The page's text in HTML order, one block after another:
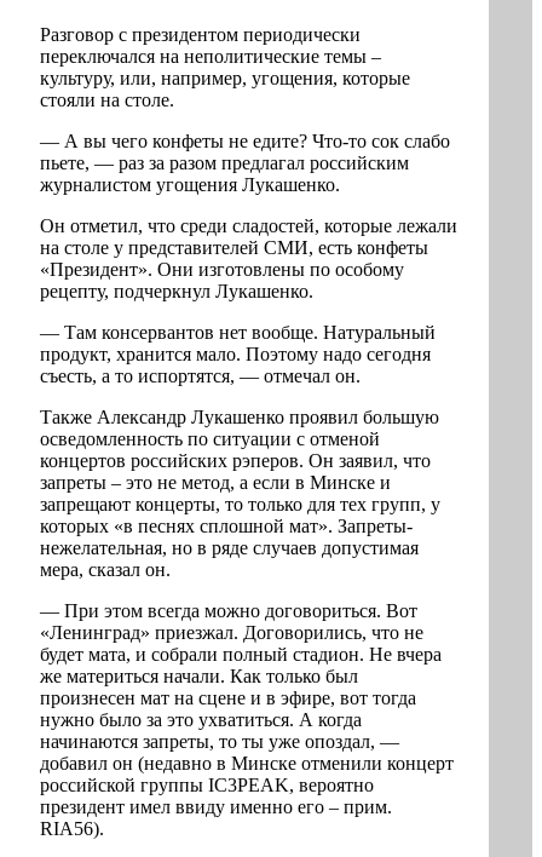
Разговор с президентом периодически
переключался на неполитические темы –
культуру, или, например, угощения, которые
стояли на столе.
— А вы чего конфеты не едите? Что-то сок слабо
пьете, — раз за разом предлагал российским
журналистом угощения Лукашенко.
Он отметил, что среди сладостей, которые лежали
на столе у представителей СМИ, есть конфеты
«Президент». Они изготовлены по особому
рецепту, подчеркнул Лукашенко.
— Там консервантов нет вообще. Натуральный
продукт, хранится мало. Поэтому надо сегодня
съесть, а то испортятся, — отмечал он.
Также Александр Лукашенко проявил большую
осведомленность по ситуации с отменой
концертов российских рэперов. Он заявил, что
запреты – это не метод, а если в Минске и
запрещают концерты, то только для тех групп, у
которых «в песнях сплошной мат». Запреты-
нежелательная, но в ряде случаев допустимая
мера, сказал он.
— При этом всегда можно договориться. Вот
«Ленинград» приезжал. Договорились, что не
будет мата, и собрали полный стадион. Не вчера
же материться начали. Как только был
произнесен мат на сцене и в эфире, вот тогда
нужно было за это ухватиться. А когда
начинаются запреты, то ты уже опоздал, —
добавил он (недавно в Минске отменили концерт
российской группы IC3PEAK, вероятно
президент имел ввиду именно его – прим.
RIA56).